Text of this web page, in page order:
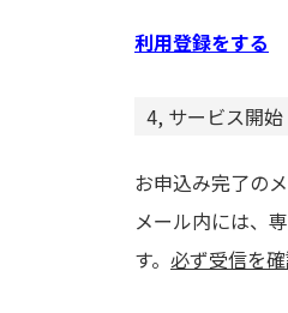
利用登録をする
4, サービス開始
お申込み完了の
メール内には、
す。 必ず受信を